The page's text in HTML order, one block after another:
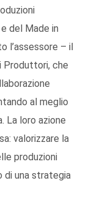
del Made in
l’assessore – il
Produttori, che
al meglio
La loro azione
valorizzare la
produzioni
di una strategia